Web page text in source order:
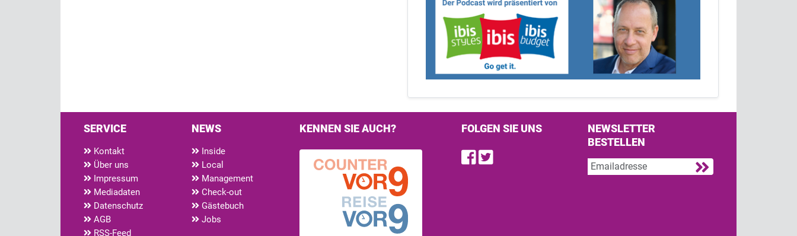
SERVICE
Kontakt
Über uns
Impressum
Mediadaten
Datenschutz
AGB
RSS-Feed
NEWS
Inside
Local
Management
Check-out
Gästebuch
Jobs
KENNEN SIE AUCH? FOLGEN SIE UNS
Find us on Facebook
Follow us on Twitter
NEWSLETTER
BESTELLEN